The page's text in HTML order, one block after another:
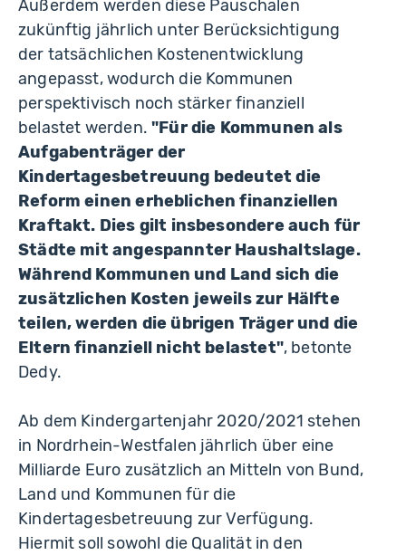
Außerdem werden diese Pauschalen
zukünftig jährlich unter Berücksichtigung
der tatsächlichen Kostenentwicklung
angepasst, wodurch die Kommunen
perspektivisch noch stärker finanziell
belastet werden."Für die Kommunen als
Aufgabenträger der
Kindertagesbetreuung bedeutet die
Reform einen erheblichen finanziellen
Kraftakt. Dies gilt insbesondere auch für
Städte mit angespannter Haushaltslage.
Während Kommunen und Land sich die
zusätzlichen Kosten jeweils zur Hälfte
teilen, werden die übrigen Träger und die
Eltern finanziell nicht belastet", betonte
Dedy.
Ab dem Kindergartenjahr 2020/2021 stehen
in Nordrhein-Westfalen jährlich über eine
Milliarde Euro zusätzlich an Mitteln von Bund,
Land und Kommunen für die
Kindertagesbetreuung zur Verfügung.
Hiermit soll sowohl die Qualität in den